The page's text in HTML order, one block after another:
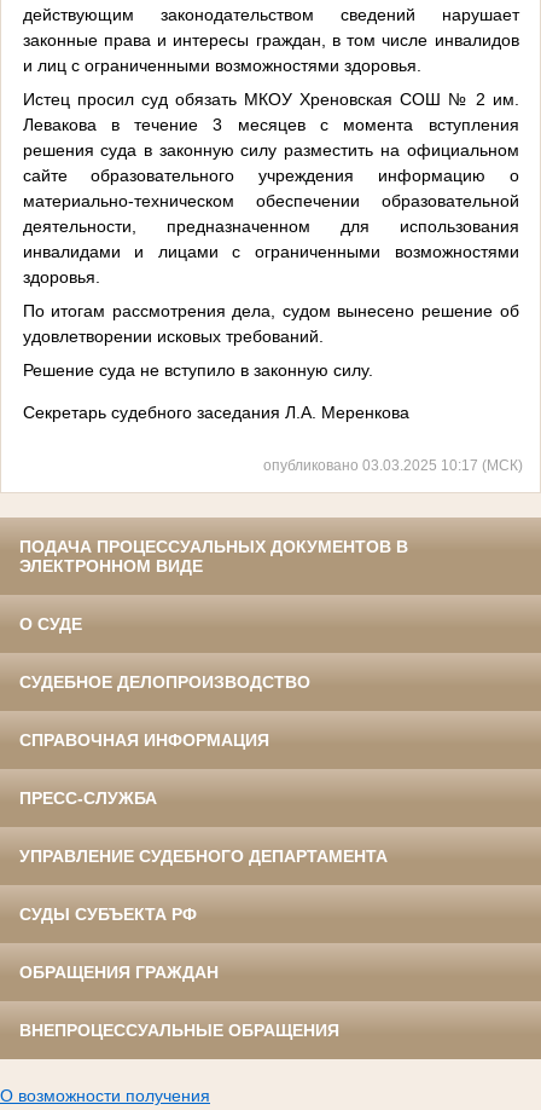
действующим законодательством сведений нарушает
законные права и интересы граждан, в том числе инвалидов
и лиц с ограниченными возможностями здоровья.
Истец просил суд обязать МКОУ Хреновская СОШ № 2 им.
Левакова в течение 3 месяцев с момента вступления
решения суда в законную силу разместить на официальном
сайте образовательного учреждения информацию о
материально-техническом обеспечении образовательной
деятельности, предназначенном для использования
инвалидами и лицами с ограниченными возможностями
здоровья.
По итогам рассмотрения дела, судом вынесено решение об
удовлетворении исковых требований.
Решение суда не вступило в законную силу.
Секретарь судебного заседания Л.А. Меренкова
опубликовано 03.03.2025 10:17 (МСК)
ПОДАЧА ПРОЦЕССУАЛЬНЫХ ДОКУМЕНТОВ В
ЭЛЕКТРОННОМ ВИДЕ
О СУДЕ
СУДЕБНОЕ ДЕЛОПРОИЗВОДСТВО
СПРАВОЧНАЯ ИНФОРМАЦИЯ
ПРЕСС-СЛУЖБА
УПРАВЛЕНИЕ СУДЕБНОГО ДЕПАРТАМЕНТА
СУДЫ СУБЪЕКТА РФ
ОБРАЩЕНИЯ ГРАЖДАН
ВНЕПРОЦЕССУАЛЬНЫЕ ОБРАЩЕНИЯ
О возможности получения